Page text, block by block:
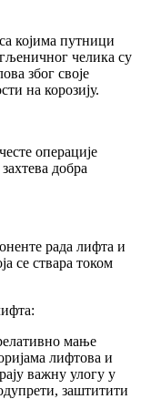
којима путници
челика су
због своје
на корозију.
операције
добра
рада лифта и
се ствара током
мање
лифтова и
важну улогу у
заштитити